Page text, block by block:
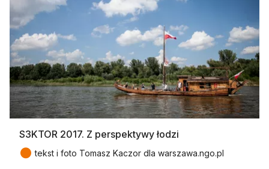
S3KTOR 2017. Z perspektywy łodzi
● tekst i foto Tomasz Kaczor dla warszawa.ngo.pl